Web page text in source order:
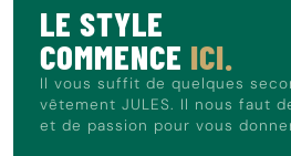
LE STYLE
COMMENCE ICI.
Il vous suffit de quelques
vêtement JULES. Il nous faut
et de passion pour vous